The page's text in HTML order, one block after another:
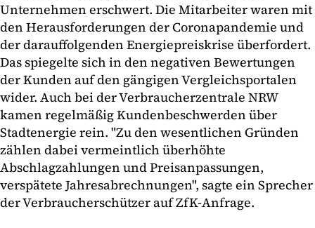
Unternehmen erschwert. Die Mitarbeiter waren mit
den Herausforderungen der Coronapandemie und
der darauffolgenden Energiepreiskrise überfordert.
Das spiegelte sich in den negativen Bewertungen
der Kunden auf den gängigen Vergleichsportalen
wider. Auch bei der Verbraucherzentrale NRW
kamen regelmäßig Kundenbeschwerden über
Stadtenergie rein. "Zu den wesentlichen Gründen
zählen dabei vermeintlich überhöhte
Abschlagzahlungen und Preisanpassungen,
verspätete Jahresabrechnungen", sagte ein Sprecher
der Verbraucherschützer auf ZfK-Anfrage.